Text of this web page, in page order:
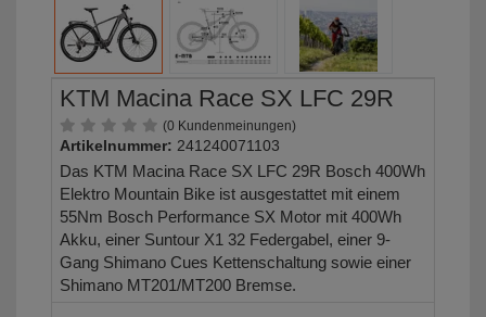
KTM Macina Race SX LFC 29R
(0 Kundenmeinungen)
Artikelnummer: 241240071103
Das KTM Macina Race SX LFC 29R Bosch 400Wh
Elektro Mountain Bike ist ausgestattet mit einem
55Nm Bosch Performance SX Motor mit 400Wh
Akku, einer Suntour X1 32 Federgabel, einer 9-
Gang Shimano Cues Kettenschaltung sowie einer
Shimano MT201/MT200 Bremse.